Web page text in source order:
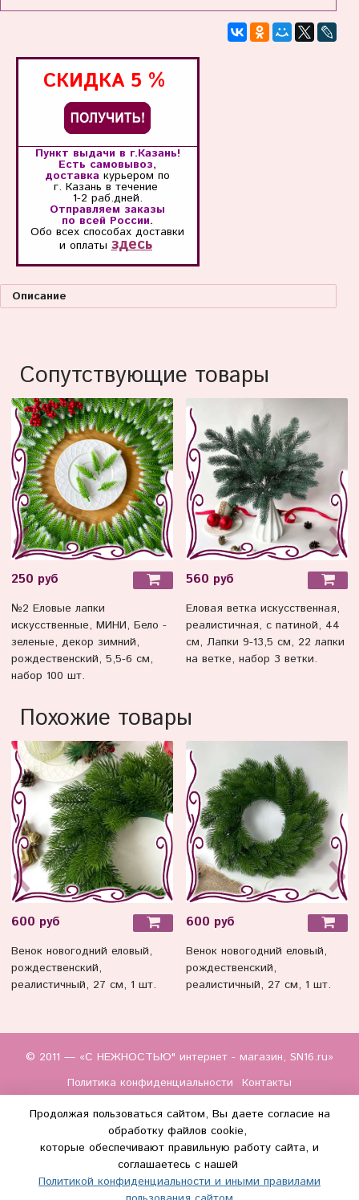
СКИДКА 5 %
Пункт выдачи в г.Казань!
Есть самовывоз,
доставка курьером по
г. Казань в течение
1-2 раб.дней.
Отправляем заказы
по всей России.
Обо всех способахдоставки
и оплаты здесь
Описание
Сопутствующие товары
250 руб
№2 Еловые лапки
искусственные, МИНИ, Бело -
зеленые, декор зимний,
рождественский, 5,5-6 см,
набор 100 шт.
560 руб
Еловая ветка искусственная,
реалистичная, с патиной, 44
см, Лапки 9-13,5 см, 22 лапки
на ветке, набор 3 ветки.
Похожие товары
600 руб
Венок новогодний еловый,
рождественский,
реалистичный, 27 см, 1 шт.
600 руб
Венок новогодний еловый,
рождественский,
реалистичный, 27 см, 1 шт.
© 2011 — «С НЕЖНОСТЬЮ" интернет - магазин, SN16.ru»
Политика конфиденциальности
Контакты
(WhatsApp и Макс) +7 (917) 895-85-60
Продолжая пользоваться сайтом, Вы даете согласие на
обработку файлов cookie,
которые обеспечивают правильную работу сайта, и
соглашаетесь с нашей
Политикой конфиденциальности и иными правилами